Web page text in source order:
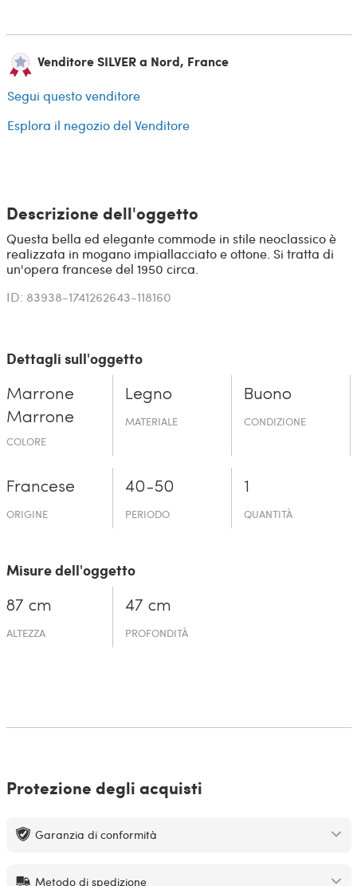
Venditore SILVER a Nord, France
Segui questo venditore
Esplora il negozio del Venditore
Descrizione dell'oggetto
Questa bella ed elegante commode in stile neoclassico è
realizzata in mogano impiallacciato e ottone. Si tratta di
un'opera francese del 1950 circa.
ID: 83938-1741262643-118160
Dettagli sull'oggetto
Marrone
Marrone
COLORE
Legno
MATERIALE
Buono
CONDIZIONE
Francese
ORIGINE
40-50
PERIODO
1
QUANTITÀ
Misure dell'oggetto
87 cm
ALTEZZA
47 cm
PROFONDITÀ
Protezione degli acquisti
Garanzia di conformità
Metodo di spedizione